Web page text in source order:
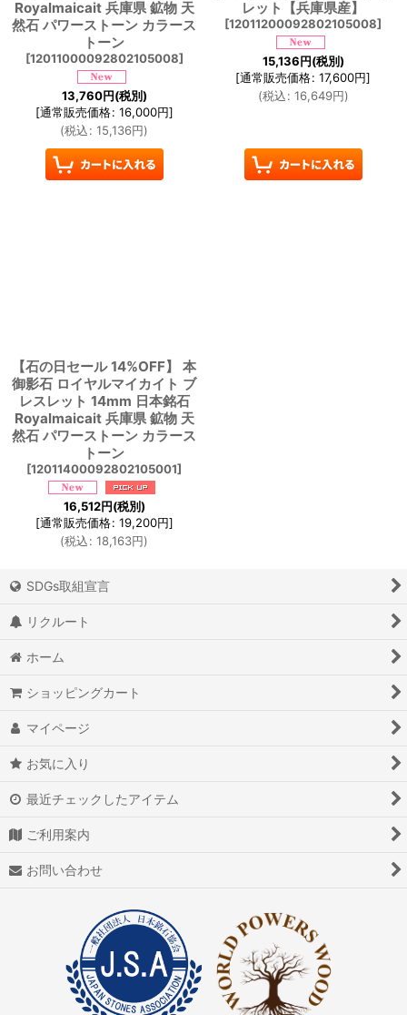
Royalmaicait 兵庫県 鉱物 天
然石 パワーストーン カラース
トーン
[12011000092802105008]
13,760円(税別)
[通常販売価格: 16,000円]
(税込: 15,136円)
レット【兵庫県産】
[12011200092802105008]
15,136円(税別)
[通常販売価格: 17,600円]
(税込: 16,649円)
【石の日セール 14%OFF】 本
御影石 ロイヤルマイカイト ブ
レスレット 14mm 日本銘石
Royalmaicait 兵庫県 鉱物 天
然石 パワーストーン カラース
トーン
[12011400092802105001]
16,512円(税別)
[通常販売価格: 19,200円]
(税込: 18,163円)
SDGs取組宣言
リクルート
ホーム
ショッピングカート
マイページ
お気に入り
最近チェックしたアイテム
ご利用案内
お問い合わせ